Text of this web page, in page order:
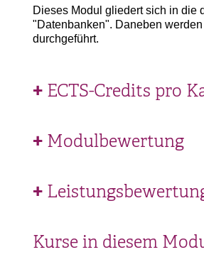
Dieses Modul gliedert sich in die
"Datenbanken". Daneben
durchgeführt.
ECTS-Credits pro
Modulbewertung
Kurse in diesem